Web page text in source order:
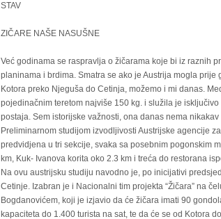
STAV
ZIČARE NAŠE NASUŠNE
Već godinama se raspravlja o žičarama koje bi iz raznih
planinama i brdima. Smatra se ako je Austrija mogla prije
Kotora preko Njeguša do Cetinja, možemo i mi danas.
pojedinačnim teretom najviše 150 kg. i služila je
postaja. Sem istorijske važnosti, ona danas nema
Preliminarnom studijom izvodljivosti Austrijske agencije
predvidjena u tri sekcije, svaka sa posebnim pogonskim
km, Kuk- Ivanova korita oko 2.3 km i treća do restorana
Na ovu austrijsku studiju navodno je, po inicijativi
Cetinje. Izabran je i Nacionalni tim projekta “Žičara” na
Bogdanovićem, koji je izjavio da će žičara imati 90
kapaciteta do 1.400 turista na sat, te da će se od Kotora